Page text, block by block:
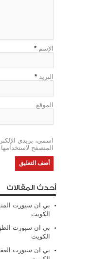
الإسم *
البريد *
الموقع
اسمي، بريدي
المتصفح
أحدث المقالات
الكويت
الكويت